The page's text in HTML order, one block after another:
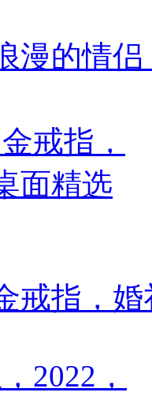
漫的情
戒指，